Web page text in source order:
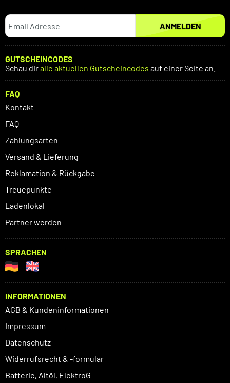
ANMELDEN
GUTSCHEINCODES
Schau diralle aktuellen Gutscheincodes auf einer Seite an.
FAQ
Kontakt
FAQ
Zahlungsarten
Versand & Lieferung
Reklamation & Rückgabe
Treuepunkte
Ladenlokal
Partner werden
SPRACHEN
INFORMATIONEN
AGB & Kundeninformationen
Impressum
Datenschutz
Widerrufsrecht & -formular
Batterie, Altöl, ElektroG